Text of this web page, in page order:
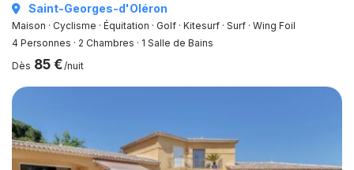
Saint-Georges-d'Oléron
Maison · Cyclisme · Équitation · Golf · Kitesurf · Surf · Wing Foil
4 Personnes · 2 Chambres · 1 Salle de Bains
Dès 85 €/nuit